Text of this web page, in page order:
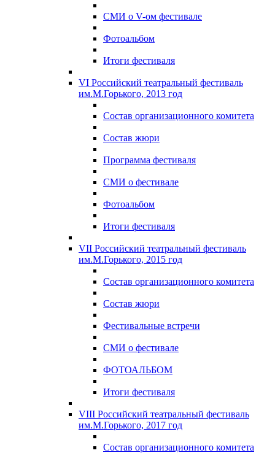
СМИ о V-ом фестивале
Фотоальбом
Итоги фестиваля
VI Российский театральный фестиваль
им.М.Горького, 2013 год
Состав организационного комитета
Состав жюри
Программа фестиваля
СМИ о фестивале
Фотоальбом
Итоги фестиваля
VII Российский театральный фестиваль
им.М.Горького, 2015 год
Состав организационного комитета
Состав жюри
Фестивальные встречи
СМИ о фестивале
ФОТОАЛЬБОМ
Итоги фестиваля
VIII Российский театральный фестиваль
им.М.Горького, 2017 год
Состав организационного комитета